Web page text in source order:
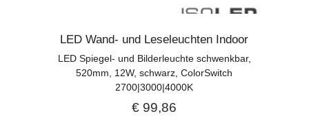
LED Wand- und Leseleuchten Indoor
LED Spiegel- und Bilderleuchte schwenkbar,
520mm, 12W, schwarz, ColorSwitch
2700|3000|4000K
€ 99,86